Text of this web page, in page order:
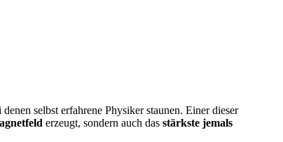
selbst erfahrene Physiker staunen. Einer dieser
erzeugt, sondern auch das stärkste jemals